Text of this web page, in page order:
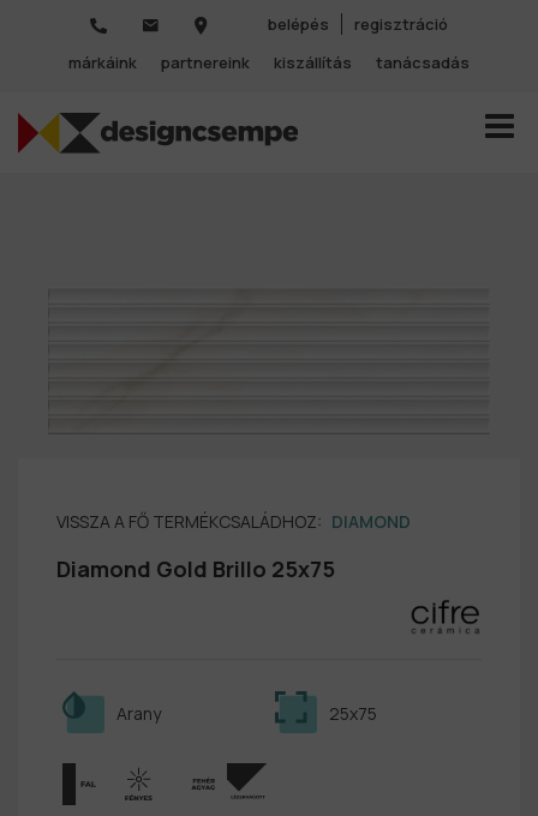
belépés
regisztráció
márkáink
partnereink kiszállítás tanácsadás
VISSZA A FŐ TERMÉKCSALÁDHOZ: DIAMOND
Diamond Gold Brillo 25x75
25x75
Arany